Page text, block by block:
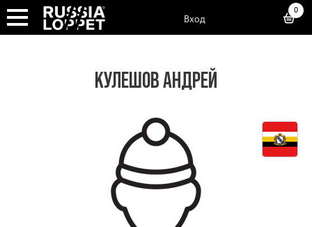
Вход
0
КУЛЕШОВ АНДРЕЙ